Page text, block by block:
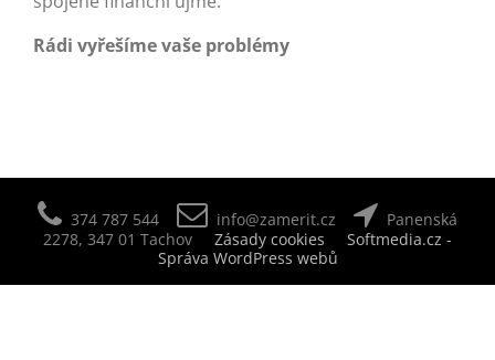
Rádi vyřešíme vaše problémy
374 787 544 info@zamerit.cz
Panenská
2278, 347 01 Tachov Zásady cookies
Softmedia.cz -
Správa WordPress webů